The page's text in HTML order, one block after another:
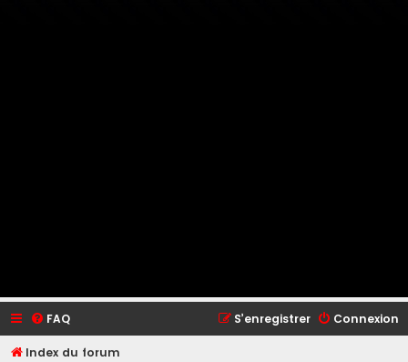
FAQ Connexion
S’enregistrer
Index du forum